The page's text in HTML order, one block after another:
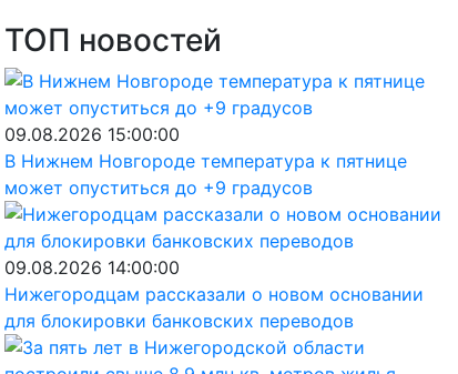
ТОП новостей
09.08.2026 15:00:00
В Нижнем Новгороде температура к пятнице
может опуститься до +9 градусов
09.08.2026 14:00:00
Нижегородцам рассказали о новом основании
для блокировки банковских переводов